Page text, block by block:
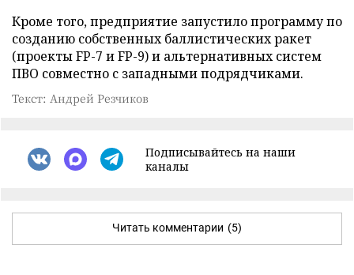
Кроме того, предприятие запустило программу по
созданию собственных баллистических ракет
(проекты FP-7 и FP-9) и альтернативных систем
ПВО совместно с западными подрядчиками.
Текст: Андрей Резчиков
Подписывайтесь на наши
каналы
Читать комментарии (5)